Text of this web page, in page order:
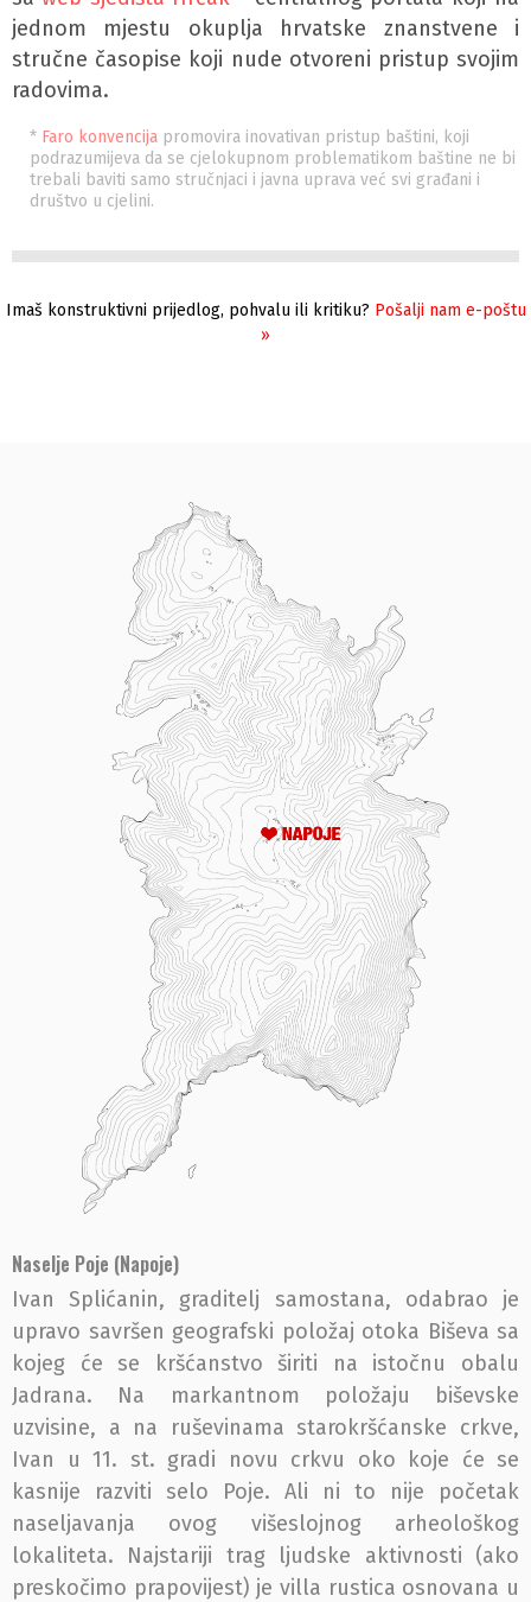
jednom mjestu okuplja hrvatske znanstvene i
stručne časopise koji nude otvoreni pristup svojim
radovima.
* Faro konvencija promovira inovativan pristup baštini, koji
podrazumijeva da se cjelokupnom problematikom baštine ne bi
trebali baviti samo stručnjaci i javna uprava već svi građani i
društvo u cjelini.
Imaš konstruktivni prijedlog, pohvalu ili kritiku? Pošalji nam e-poštu
»
Naselje Poje (Napoje)
Ivan Splićanin, graditelj samostana, odabrao je
upravo savršen geografski položaj otoka Biševa sa
kojeg će se kršćanstvo širiti na istočnu obalu
Jadrana. Na markantnom položaju biševske
uzvisine, a na ruševinama starokršćanske crkve,
Ivan u 11. st. gradi novu crkvu oko koje će se
kasnije razviti selo Poje. Ali ni to nije početak
naseljavanja ovog višeslojnog arheološkog
lokaliteta. Najstariji trag ljudske aktivnosti (ako
preskočimo prapovijest) je villa rustica osnovana u